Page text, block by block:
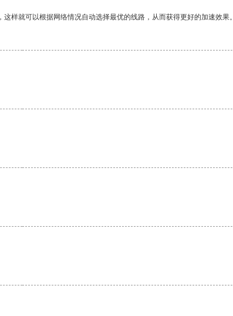
样就可以根据网络情况自动选择最优的线路，从而获得更好的加速效果。